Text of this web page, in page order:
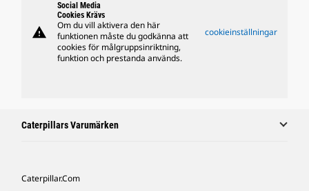
warning
Social Media
Cookies Krävs
Om du vill aktivera den här
funktionen måste du godkänna att
cookies för målgruppsinriktning,
funktion och prestanda används.
cookieinställningar
Caterpillars Varumärken
Caterpillar.com